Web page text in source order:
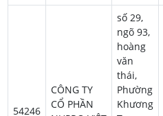
54246
CÔNG TY
CỔ PHẦN
số 29,
ngõ 93,
hoàng
văn
thái,
Phường
Khương